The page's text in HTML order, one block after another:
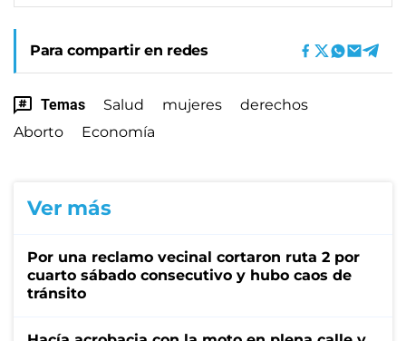
Para compartir en redes
Temas Salud mujeres
derechos
Aborto
Economía
Ver más
Por una reclamo vecinal cortaron ruta 2 por
cuarto sábado consecutivo y hubo caos de
tránsito